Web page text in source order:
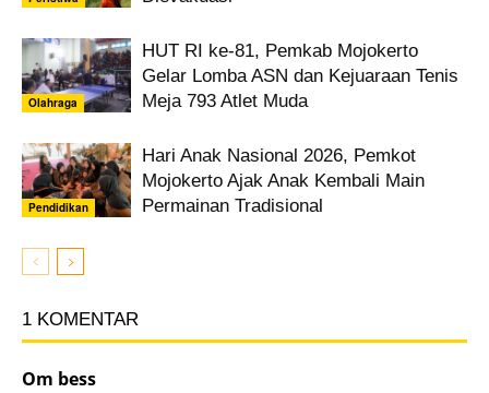
Olahraga
HUT RI ke-81, Pemkab Mojokerto
Gelar Lomba ASN dan Kejuaraan Tenis
Meja 793 Atlet Muda
Pendidikan
Hari Anak Nasional 2026, Pemkot
Mojokerto Ajak Anak Kembali Main
Permainan Tradisional
1 KOMENTAR
Om bess